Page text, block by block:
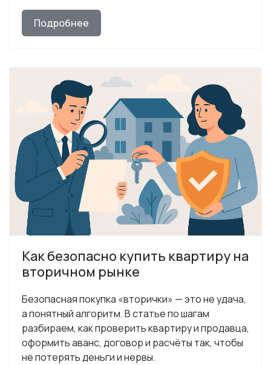
Подробнее
Как безопасно купить квартиру на
вторичном рынке
Безопасная покупка «вторички» — это не удача,
а понятный алгоритм. В статье по шагам
разбираем, как проверить квартиру и продавца,
оформить аванс, договор и расчёты так, чтобы
не потерять деньги и нервы.